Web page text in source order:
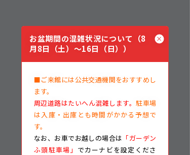
お盆期間の混雑状況について（8
月8日（土）～16日（日））
■ご来館には公共交通機関をおすすめし
ます。
周辺道路はたいへん混雑します。駐車場
は入庫・出庫とも時間がかかる予想で
す。
なお、 お車でお越しの場合は 「ガーデン
ふ頭駐車場」 でカーナビを設定くださ